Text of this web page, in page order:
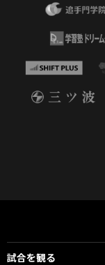
試合を観る